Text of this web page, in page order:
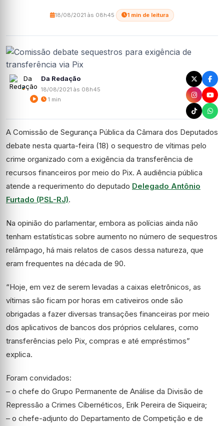
18/08/2021 às 08h45 1 min de leitura
Da Redação
18/08/2021 às 08h45
1 min
A Comissão de Segurança Pública da Câmara dos Deputados
debate nesta quarta-feira (18) o sequestro de vítimas pelo
crime organizado com a exigência da transferência de
recursos financeiros por meio do Pix. A audiência pública
atende a requerimento do deputado Delegado Antônio
Furtado (PSL-RJ).
Na opinião do parlamentar, embora as polícias ainda não
tenham estatísticas sobre aumento no número de sequestros
relâmpago, há mais relatos de casos dessa natureza, que
eram frequentes na década de 90.
“Hoje, em vez de serem levadas a caixas eletrônicos, as
vítimas são ficam por horas em cativeiros onde são
obrigadas a fazer diversas transações financeiras por meio
dos aplicativos de bancos dos próprios celulares, como
transferências pelo Pix, compras e até empréstimos”
explica.
Foram convidados:
– o chefe do Grupo Permanente de Análise da Divisão de
Repressão a Crimes Cibernéticos, Erik Pereira de Siqueira;
– o chefe-adjunto do Departamento de Competição e de